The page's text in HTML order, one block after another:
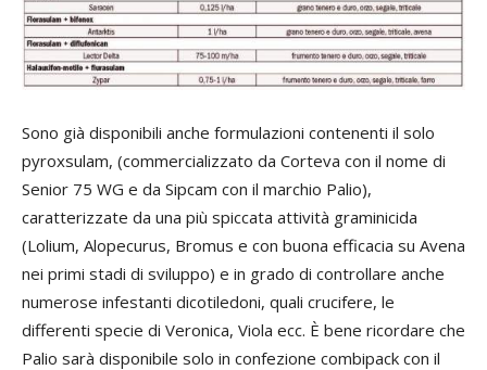
Sono già disponibili anche formulazioni contenenti il solo
pyroxsulam, (commercializzato da Corteva con il nome di
Senior 75 WG e da Sipcam con il marchio Palio),
caratterizzate da una più spiccata attività graminicida
(Lolium, Alopecurus, Bromus e con buona efficacia su Avena
nei primi stadi di sviluppo) e in grado di controllare anche
numerose infestanti dicotiledoni, quali crucifere, le
differenti specie di Veronica, Viola ecc. È bene ricordare che
Palio sarà disponibile solo in confezione combipack con il